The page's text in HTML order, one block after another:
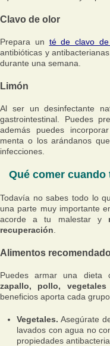
Clavo de olor
Prepara un té de clavo
antibióticas y
durante una semana.
Limón
Al ser un desinfectante
gastrointestinal. Puedes
además puedes
menta o los arándanos
infecciones.
Qué comer
Todavía no sabes todo lo
una parte muy importante
acorde a tu malestar y
recuperación
Alimentos
Puedes armar una dieta
zapallo, pollo,
beneficios aporta cada
Vegetales. Asegúrate
lavados con agua no
propiedades